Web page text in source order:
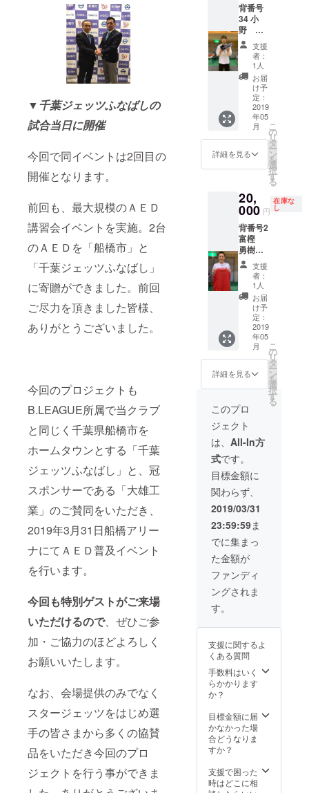
▼千葉ジェッツふなばしの
試合当日に開催
今回で同イベントは2回目の
開催となります。
前回も、最大規模のＡＥＤ
講習会イベントを実施。2台
のＡＥＤを「船橋市」と
「千葉ジェッツふなばし」
に寄贈ができました。前回
ご尽力を頂きました皆様、
ありがとうございました。
今回のプロジェクトも
B.LEAGUE所属で当クラブ
と同じく千葉県船橋市を
ホームタウンとする「千葉
ジェッツふなばし」と、冠
スポンサーである「大雄工
業」のご賛同をいただき、
2019年3月31日船橋アリー
ナにてＡＥＤ普及イベント
を行います。
今回も特別ゲストがご来場
いただけるので、ぜひご参
加・ご協力のほどよろしく
お願いいたします。
なお、会場提供のみでなく
スタージェッツをはじめ選
手の皆さまから多くの協賛
品をいただき今回のプロ
ジェクトを行う事ができま
背番号
34 小
野 龍
猛 選
手 バス
ケット
シュー
支援
者：
1人
お届
け予
定：
2019
年05
月
詳細を見る
こ
の
リ
タ
ー
ン
を
選
択
す
る
20,
000 円
在庫な
し
背番号2
富樫
勇樹
選手 ラ
ンニン
グシャ
ツ（Sサ
イズ）
支援
者：
1人
お届
け予
定：
2019
年05
月
詳細を見る
こ
の
リ
タ
ー
ン
を
選
択
す
る
このプロ
ジェクト
は、 All-In方
式です。
目標金額に
関わらず、
2019/03/31
23:59:59ま
でに集まっ
た金額が
ファンディ
ングされま
す。
支援に関するよ
くある質問
手数料はいく
らかかります
か？
目標金額に届
かなかった場
合どうなりま
すか？
支援で困った
時はどこに相